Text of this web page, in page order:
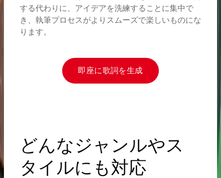
する代わりに、アイデアを洗練することに集中で
き、執筆プロセスがよりスムーズで楽しいものにな
ります。
即座に歌詞を生成
どんなジャンルやス
タイルにも対応